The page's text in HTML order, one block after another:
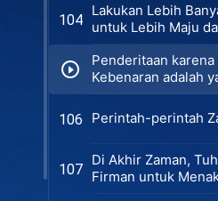
104
Lakukan Lebih
untuk Lebih Maju
Penderitaan karena
Kebenaran adalah
Berarti
106
Perintah-perintah
107
Di Akhir Zaman,
Firman untuk